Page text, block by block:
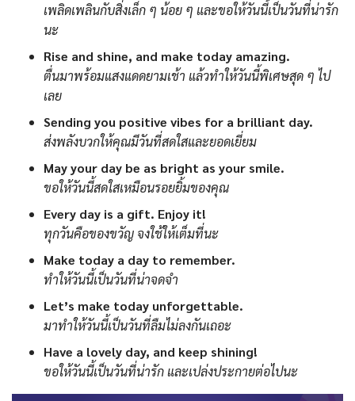
เพลิดเพลินกับสิ่งเล็ก ๆ น้อย ๆ และขอให้วันนี้เป็นวันที่น่ารัก
นะ
Rise and shine, and make today amazing.
ตื่นมาพร้อมแสงแดดยามเช้า แล้วทำให้วันนี้พิเศษสุด ๆ ไป
เลย
Sending you positive vibes for a brilliant day.
ส่งพลังบวกให้คุณมีวันที่สดใสและยอดเยี่ยม
May your day be as bright as your smile.
ขอให้วันนี้สดใสเหมือนรอยยิ้มของคุณ
Every day is a gift. Enjoy it!
ทุกวันคือของขวัญ จงใช้ให้เต็มที่นะ
Make today a day to remember.
ทำให้วันนี้เป็นวันที่น่าจดจำ
Let’s make today unforgettable.
มาทำให้วันนี้เป็นวันที่ลืมไม่ลงกันเถอะ
Have a lovely day, and keep shining!
ขอให้วันนี้เป็นวันที่น่ารัก และเปล่งประกายต่อไปนะ